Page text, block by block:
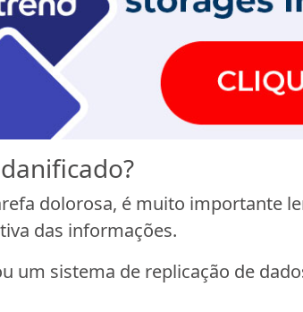
dolorosa, é muito importante
das informações.
um sistema de replicação de